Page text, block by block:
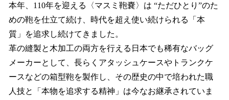
本年、110年を迎える〈マスミ鞄嚢〉は “ただひとり”のた
めの鞄を仕立て続け、時代を超え使い続けられる「本
質」を追求し続けてきました。
革の縫製と木加工の両方を行える日本でも稀有なバッグ
メーカーとして、長らくアタッシュケースやトランクケ
ースなどの箱型鞄を製作し、その歴史の中で培われた職
人技と「本物を追求する精神」は今なお継承されていま